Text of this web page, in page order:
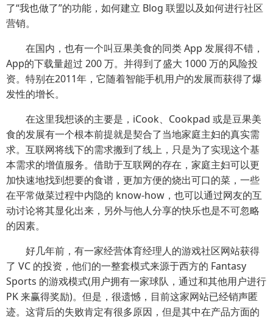
了“我也做了”的功能，如何建立 Blog 联盟以及如何进行社区
营销。
在国内，也有一个叫豆果美食的同类 App 发展得不错，
App的下载量超过 200 万。并得到了盛大 1000 万的风险投
资。特别在2011年，它随着智能手机用户的发展而获得了爆
发性的增长。
在这里我想谈的主要是，iCook、Cookpad 或是豆果美
食的发展有一个根本前提就是契合了当地家庭主妇的真实需
求。互联网将线下的需求搬到了线上，只是为了实现这个基
本需求的增值服务。借助于互联网的存在，家庭主妇可以更
加快速地找到想要的食谱，更加方便的烧出可口的菜，一些
在平常做菜过程中内隐的 know-how，也可以通过网友的互
动讨论将其显化出来，另外与他人分享的快乐也是不可忽略
的因素。
好几年前，有一家经营体育经理人的游戏社区网站获得
了 VC 的投资，他们的一整套模式来源于西方的 Fantasy
Sports 的游戏模式(用户拥有一家球队，通过和其他用户进行
PK 来赢得奖励)。但是，很遗憾，目前这家网站已经销声匿
迹。这背后的失败肯定有很多原因，但是其中在产品方面的